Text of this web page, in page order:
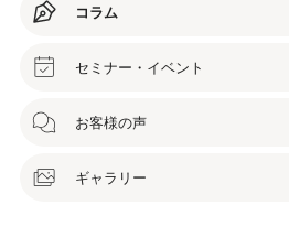
コラム
セミナー・イベント
お客様の声
ギャラリー